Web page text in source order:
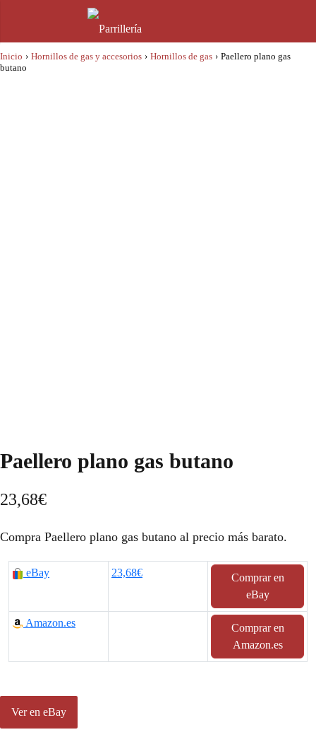
Inicio › Hornillos de gas y accesorios › Hornillos de gas › Paellero plano gas
butano
Paellero plano gas butano
23,68€
Compra Paellero plano gas butano al precio más barato.
eBay 23,68€
Comprar en
eBay
Amazon.es
Comprar en
Amazon.es
Ver en eBay